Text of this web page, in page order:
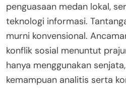
penguasaan medan lokal,
teknologi informasi.
murni konvensional.
konflik sosial menuntut
hanya menggunakan
kemampuan analitis serta